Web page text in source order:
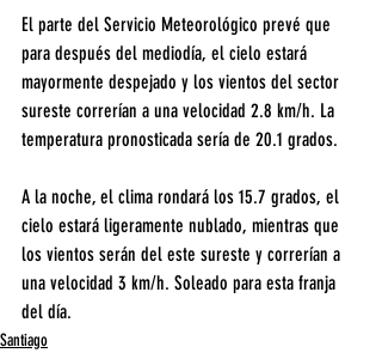
El parte del Servicio Meteorológico prevé que
para después del mediodía, el cielo estará
mayormente despejado y los vientos del sector
sureste correrían a una velocidad 2.8 km/h. La
temperatura pronosticada sería de 20.1 grados.
A la noche, el clima rondará los 15.7 grados, el
cielo estará ligeramente nublado, mientras que
los vientos serán del este sureste y correrían a
una velocidad 3 km/h. Soleado para esta franja
del día.
Santiago